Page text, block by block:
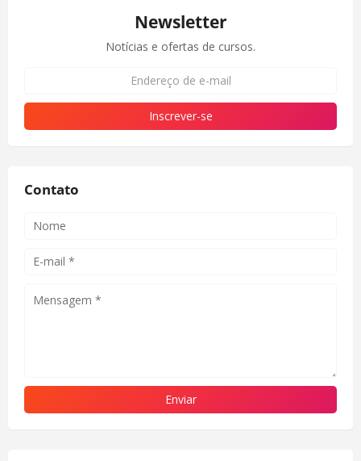
Newsletter
Notícias e ofertas de cursos.
Contato